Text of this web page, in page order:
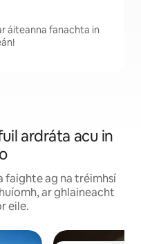
áiteanna fanachta in
ardráta acu in
faighte ag na tréimhsí
ar ghlaineacht
eile.